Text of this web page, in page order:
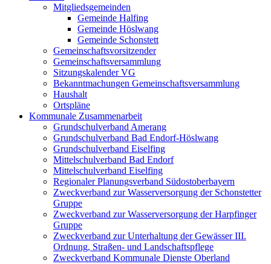
Mitgliedsgemeinden
Gemeinde Halfing
Gemeinde Höslwang
Gemeinde Schonstett
Gemeinschaftsvorsitzender
Gemeinschaftsversammlung
Sitzungskalender VG
Bekanntmachungen Gemeinschaftsversammlung
Haushalt
Ortspläne
Kommunale Zusammenarbeit
Grundschulverband Amerang
Grundschulverband Bad Endorf-Höslwang
Grundschulverband Eiselfing
Mittelschulverband Bad Endorf
Mittelschulverband Eiselfing
Regionaler Planungsverband Südostoberbayern
Zweckverband zur Wasserversorgung der Schonstetter
Gruppe
Zweckverband zur Wasserversorgung der Harpfinger
Gruppe
Zweckverband zur Unterhaltung der Gewässer III.
Ordnung, Straßen- und Landschaftspflege
Zweckverband Kommunale Dienste Oberland